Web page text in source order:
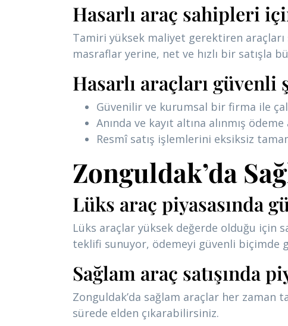
Hasarlı araç sahipleri
Tamiri yüksek maliyet gerektiren
masraflar yerine, net ve hızlı bir satışla
Hasarlı araçları güvenli
Güvenilir ve kurumsal bir firma ile
Anında ve kayıt altına alınmış
Resmî satış işlemlerini eksiksiz
Zonguldak’da
Lüks araç piyasasında
Lüks araçlar yüksek değerde olduğu için
teklifi sunuyor, ödemeyi güvenli biçimde
Sağlam araç satışında
Zonguldak’da sağlam araçlar her zaman
sürede elden çıkarabilirsiniz.